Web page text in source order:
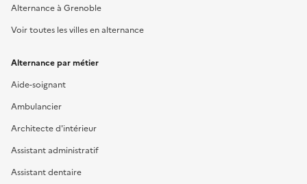
Alternance à Grenoble
Voir toutes les villes en alternance
Alternance par métier
Aide-soignant
Ambulancier
Architecte d'intérieur
Assistant administratif
Assistant dentaire